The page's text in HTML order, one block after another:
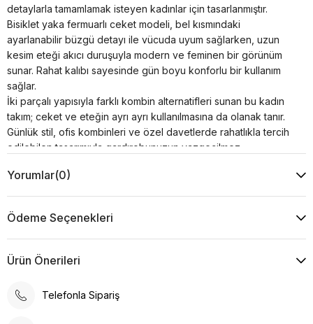
detaylarla tamamlamak isteyen kadınlar için tasarlanmıştır.
Bisiklet yaka fermuarlı ceket modeli, bel kısmındaki
ayarlanabilir büzgü detayı ile vücuda uyum sağlarken, uzun
kesim eteği akıcı duruşuyla modern ve feminen bir görünüm
sunar. Rahat kalıbı sayesinde gün boyu konforlu bir kullanım
sağlar.
İki parçalı yapısıyla farklı kombin alternatifleri sunan bu kadın
takım; ceket ve eteğin ayrı ayrı kullanılmasına da olanak tanır.
Günlük stil, ofis kombinleri ve özel davetlerde rahatlıkla tercih
edilebilen tasarımıyla gardırobunuzun vazgeçilmez
Ürün Özellikleri
Kumaş : %30 Viskon %20 Pamuk %50 Akrilik
Kol : 47 cm
Yaka Tipi : Yuvarlak
Desen : Düz
Kalıp : Standart
Beden: 36 Boy: 1.73 cm Göğüs: 85 cm Bel: 63 cm Kalça:
95 cm
Yorumlar(0)
Ödeme Seçenekleri
Ürün Önerileri
Telefonla Sipariş